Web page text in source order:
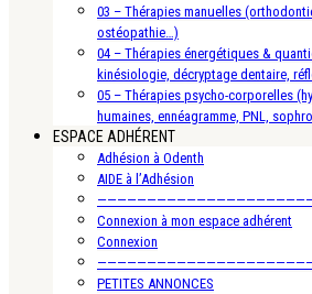
03 – Thérapies manuelles
ostéopathie…)
04 – Thérapies énergétiques &
kinésiologie, décryptage dentaire,
05 – Thérapies psycho-corporelles
humaines, ennéagramme, PNL,
ESPACE ADHÉRENT
Adhésion à Odenth
AIDE à l’Adhésion
Connexion à mon espace adhérent
Connexion
PETITES ANNONCES